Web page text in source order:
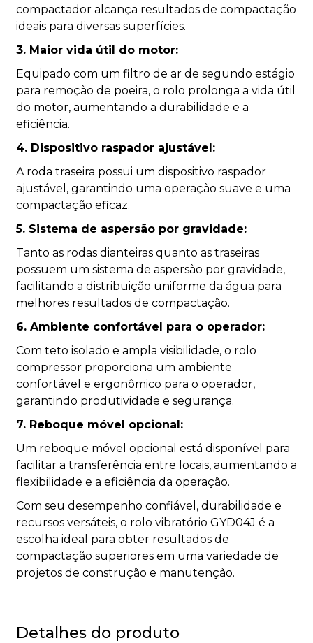
compactador alcança resultados de compactação
ideais para diversas superfícies.
3. Maior vida útil do motor:
Equipado com um filtro de ar de segundo estágio
para remoção de poeira, o rolo prolonga a vida útil
do motor, aumentando a durabilidade e a
eficiência.
4. Dispositivo raspador ajustável:
A roda traseira possui um dispositivo raspador
ajustável, garantindo uma operação suave e uma
compactação eficaz.
5. Sistema de aspersão por gravidade:
Tanto as rodas dianteiras quanto as traseiras
possuem um sistema de aspersão por gravidade,
facilitando a distribuição uniforme da água para
melhores resultados de compactação.
6. Ambiente confortável para o operador:
Com teto isolado e ampla visibilidade, o rolo
compressor proporciona um ambiente
confortável e ergonômico para o operador,
garantindo produtividade e segurança.
7. Reboque móvel opcional:
Um reboque móvel opcional está disponível para
facilitar a transferência entre locais, aumentando a
flexibilidade e a eficiência da operação.
Com seu desempenho confiável, durabilidade e
recursos versáteis, o rolo vibratório GYD04J é a
escolha ideal para obter resultados de
compactação superiores em uma variedade de
projetos de construção e manutenção.
Detalhes do produto